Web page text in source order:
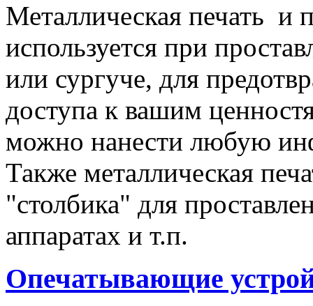
Металлическая печать и
используется при
или сургуче, для
доступа к вашим
можно нанести любую
Также металлическая
"столбика" для
аппаратах и т.п.
Опечатывающие